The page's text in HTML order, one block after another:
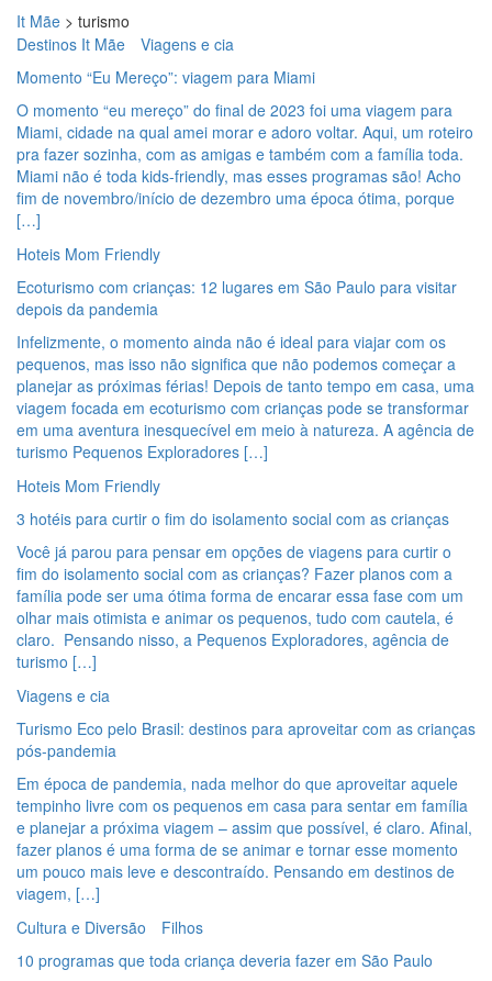
It Mãe > turismo
Destinos It Mãe
Viagens e cia
Momento “Eu Mereço”: viagem para Miami
O momento “eu mereço” do final de 2023 foi uma viagem para
Miami, cidade na qual amei morar e adoro voltar. Aqui, um roteiro
pra fazer sozinha, com as amigas e também com a família toda.
Miami não é toda kids-friendly, mas esses programas são! Acho
fim de novembro/início de dezembro uma época ótima, porque
[…]
Hoteis Mom Friendly
Ecoturismo com crianças: 12 lugares em São Paulo para visitar
depois da pandemia
Infelizmente, o momento ainda não é ideal para viajar com os
pequenos, mas isso não significa que não podemos começar a
planejar as próximas férias! Depois de tanto tempo em casa, uma
viagem focada em ecoturismo com crianças pode se transformar
em uma aventura inesquecível em meio à natureza. A agência de
turismo Pequenos Exploradores […]
Hoteis Mom Friendly
3 hotéis para curtir o fim do isolamento social com as crianças
Você já parou para pensar em opções de viagens para curtir o
fim do isolamento social com as crianças? Fazer planos com a
família pode ser uma ótima forma de encarar essa fase com um
olhar mais otimista e animar os pequenos, tudo com cautela, é
claro. Pensando nisso, a Pequenos Exploradores, agência de
turismo […]
Viagens e cia
Turismo Eco pelo Brasil: destinos para aproveitar com as crianças
pós-pandemia
Em época de pandemia, nada melhor do que aproveitar aquele
tempinho livre com os pequenos em casa para sentar em família
e planejar a próxima viagem – assim que possível, é claro. Afinal,
fazer planos é uma forma de se animar e tornar esse momento
um pouco mais leve e descontraído. Pensando em destinos de
viagem, […]
Cultura e Diversão
Filhos
10 programas que toda criança deveria fazer em São Paulo